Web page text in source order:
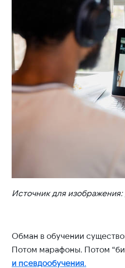
Источник для
Обман в обучении
Потом марафоны. Потом
и псевдообучения.